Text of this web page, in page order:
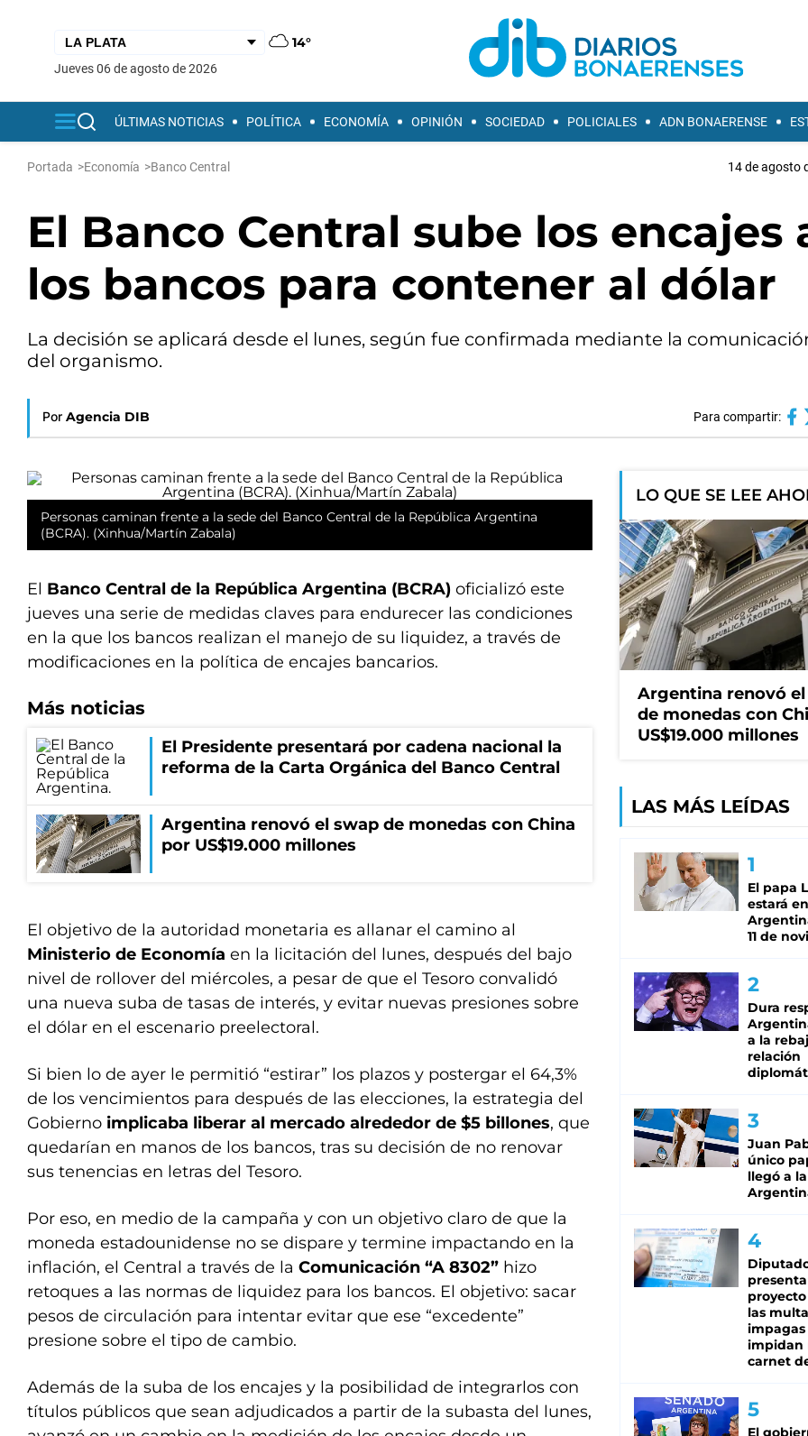
14°
jueves 06 de agosto de 2026
ÚLTIMAS NOTICIAS POLÍTICA ECONOMÍA OPINIÓN SOCIEDAD POLICIALES ADN BONAERENSE
Portada >Economía >Banco Central 14 de agosto
El Banco Central sube los encajes
los bancos para contener al dólar
La decisión se aplicará desde el lunes, según fue confirmada mediante la
del organismo.
Por Agencia DIB Para compartir:
Personas caminan frente a la sede del Banco Central de la República Argentina
(BCRA). (Xinhua/Martín Zabala)
El Banco Central de la República Argentina (BCRA) oficializó este
jueves una serie de medidas claves para endurecer las condiciones
en la que los bancos realizan el manejo de su liquidez, a través de
modificaciones en la política de encajes bancarios.
Más noticias
El Presidente presentará por cadena nacional la
reforma de la Carta Orgánica del Banco Central
Argentina renovó el swap de monedas con China
por US$19.000 millones
El objetivo de la autoridad monetaria es allanar el camino al
Ministerio de Economía en la licitación del lunes, después del bajo
nivel de rollover del miércoles, a pesar de que el Tesoro convalidó
una nueva suba de tasas de interés, y evitar nuevas presiones sobre
el dólar en el escenario preelectoral.
Si bien lo de ayer le permitió “estirar” los plazos y postergar el 64,3%
de los vencimientos para después de las elecciones, la estrategia del
Gobierno implicaba liberar al mercado alrededor de $5 billones, que
quedarían en manos de los bancos, tras su decisión de no renovar
sus tenencias en letras del Tesoro.
Por eso, en medio de la campaña y con un objetivo claro de que la
moneda estadounidense no se dispare y termine impactando en la
inflación, el Central a través de la Comunicación “A 8302” hizo
retoques a las normas de liquidez para los bancos. El objetivo: sacar
pesos de circulación para intentar evitar que ese “excedente”
presione sobre el tipo de cambio.
Además de la suba de los encajes y la posibilidad de integrarlos con
títulos públicos que sean adjudicados a partir de la subasta del lunes,
LO QUE SE LEE
Argentina renovó
de monedas con
US$19.000 millones
LAS MÁS LEÍDAS
El papa
estará
11 de
Dura
a la
relación
Juan
único
llegó a la
las
impagas
impidan
carnet
El